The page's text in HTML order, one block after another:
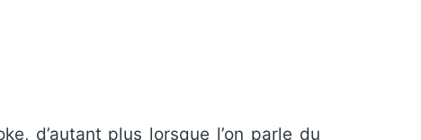
d’autant plus lorsque l’on parle du